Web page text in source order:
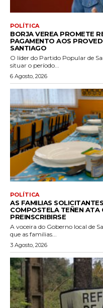
POLÍTICA
BORJA VEREA PROMETE
PAGAMENTO AOS
SANTIAGO
O líder do Partido Popular de
situar o período...
6 Agosto, 2026
POLÍTICA
AS FAMILIAS
COMPOSTELA TEÑEN ATA
PREINSCRIBIRSE
A voceira do Goberno local de
que as familias...
3 Agosto, 2026